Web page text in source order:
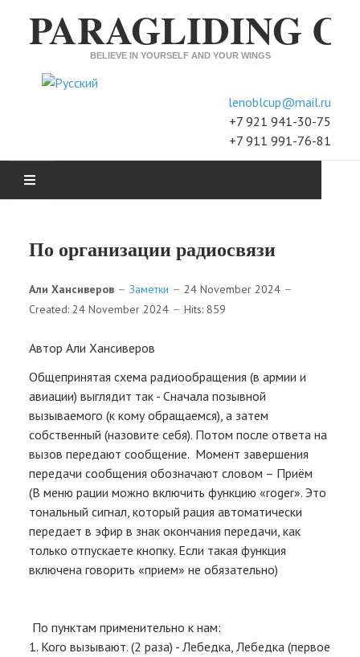
PARAGLIDING
BELIEVE IN YOURSELF AND YOUR WINGS
Select your language
lenoblcup@mail.ru
+7 921 941-30-75
+7 911 991-76-81
ACCURACY
DEPARTURES
ARCHIVE
INFO
LOGIN
CONTACTS
По организации радиосвязи
Али Хансиверов Заметки
24 November 2024
Created: 24 November 2024
Hits: 859
Автор Али Хансиверов
Общепринятая схема радиообращения (в армии и
авиации) выглядит так - Сначала позывной
вызываемого (к кому обращаемся), а затем
собственный (назовите себя). Потом после ответа на
вызов передают сообщение. Момент завершения
передачи сообщения обозначают словом – Приём
(В меню рации можно включить функцию «roger». Это
тональный сигнал, который рация автоматически
передает в эфир в знак окончания передачи, как
только отпускаете кнопку. Если такая функция
включена говорить «прием» не обязательно)
По пунктам применительно к нам:
1. Кого вызывают. (2 раза) - Лебедка, Лебедка (первое